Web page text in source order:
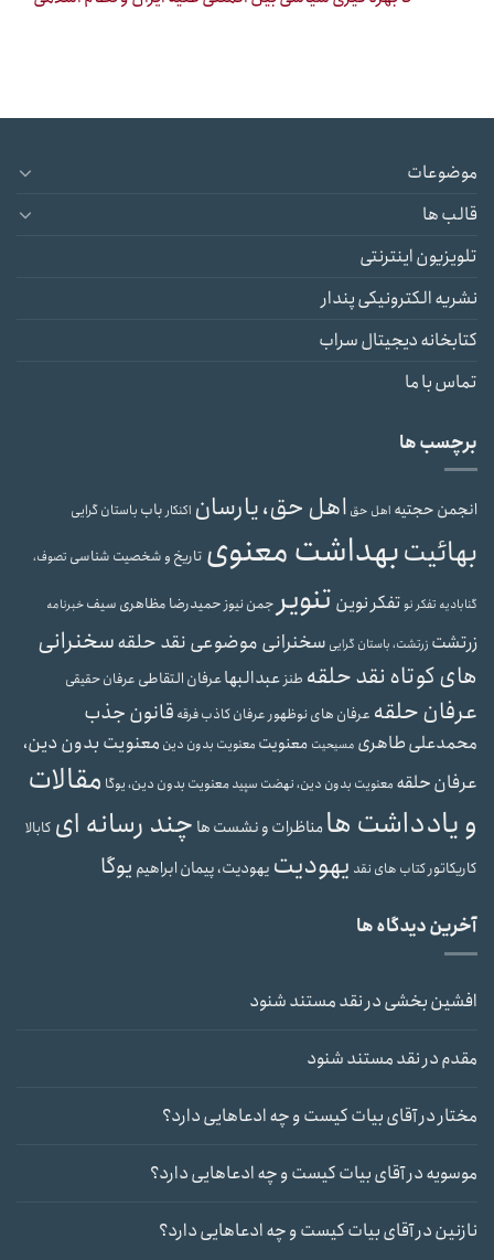
موضوعات
قالب ها
تلویزیون اینترنتی
نشریه الکترونیکی پندار
کتابخانه دیجیتال سراب
تماس با ما
برچسب ها
انجمن حجتیه اهل حق اهل حق، یارسان اکنکارباب باستان گرایی
بهائیتبهداشت معنوی تاریخ و شخصیت شناسی تصوف،
گنابادیه تفکر نوتفکر نوین تنویرجمن نیوزحمیدرضا مظاهری سیفخبرنامه
زرتشت زرتشت، باستان گرایی سخنرانی موضوعی نقد حلقهسخنرانی
های کوتاه نقد حلقه طنزعبدالبهاعرفان التقاطی عرفان حقیقی
عرفان حلقه عرفان های نوظهورعرفان کاذبفرقه قانون جذب
محمدعلی طاهری مسیحیت معنویت معنویت بدون دین معنویت بدون دین،
عرفان حلقه معنویت بدون دین، نهضت سپیدمعنویت بدون دین، یوگا مقالات
و یادداشت هامناظرات و نشست ها چند رسانه ای کابالا
کاریکاتورکتاب های نقد یهودیت یهودیت، پیمان ابراهیم یوگا
آخرین دیدگاه ها
افشین بخشیدرنقد مستند شنود
مقدمدرنقد مستند شنود
مختاردرآقای بیات کیست و چه ادعاهایی دارد؟
موسویهدرآقای بیات کیست و چه ادعاهایی دارد؟
نازنیندرآقای بیات کیست و چه ادعاهایی دارد؟